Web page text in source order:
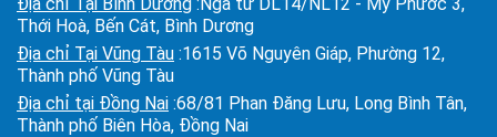
Thới Hoà, Bến Cát, Bình Dương
Địa chỉ Tại Vũng Tàu :1615 Võ Nguyên Giáp, Phường 12,
Thành phố Vũng Tàu
Địa chỉ tại Đồng Nai :68/81 Phan Đăng Lưu, Long Bình Tân,
Thành phố Biên Hòa, Đồng Nai